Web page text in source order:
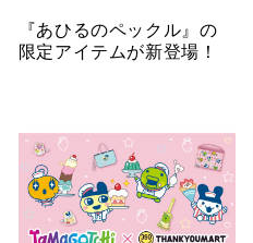
『あひるのペックル』の
限定アイテムが新登場！